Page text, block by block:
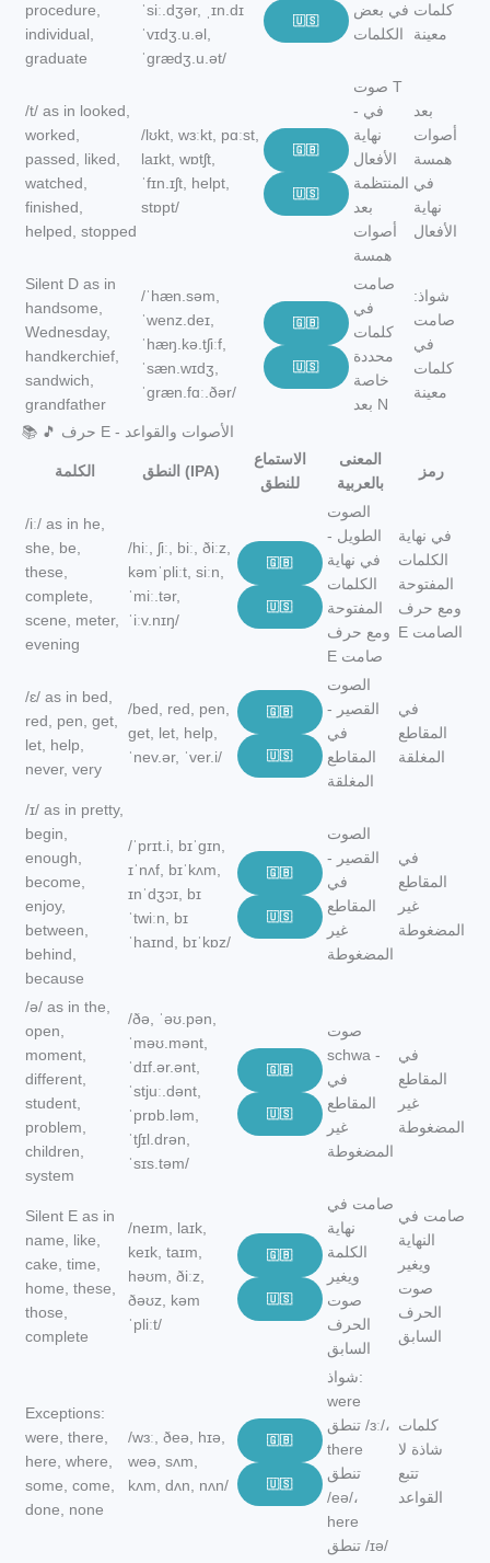
procedure,
individual,
graduate
ˈsiː.dʒər, ˌɪn.dɪ
ˈvɪdʒ.u.əl,
ˈɡrædʒ.u.ət/
🇺🇸
في بعض
الكلمات
كلمات
معينة
/t/ as in looked,
worked,
passed, liked,
watched,
finished,
helped, stopped
/lʊkt, wɜːkt, pɑːst,
laɪkt, wɒtʃt,
ˈfɪn.ɪʃt, helpt,
stɒpt/
🇬🇧
🇺🇸
صوت T
- في
نهاية
الأفعال
المنتظمة
بعد
أصوات
همسة
بعد
أصوات
همسة
في
نهاية
الأفعال
Silent D as in
handsome,
Wednesday,
handkerchief,
sandwich,
grandfather
/ˈhæn.səm,
ˈwenz.deɪ,
ˈhæŋ.kə.tʃiːf,
ˈsæn.wɪdʒ,
ˈɡræn.fɑː.ðər/
🇬🇧
🇺🇸
صامت
في
كلمات
محددة
خاصة
بعد N
شواذ:
صامت
في
كلمات
معينة
📚 🎵 حرف E - الأصوات والقواعد
الكلمة النطق (IPA)
الاستماع
للنطق
المعنى
بالعربية
رمز
/iː/ as in he,
she, be,
these,
complete,
scene, meter,
evening
/hiː, ʃiː, biː, ðiːz,
kəmˈpliːt, siːn,
ˈmiː.tər,
ˈiːv.nɪŋ/
🇬🇧
🇺🇸
الصوت
الطويل -
في نهاية
الكلمات
المفتوحة
ومع حرف
E صامت
في نهاية
الكلمات
المفتوحة
ومع حرف
E الصامت
/ɛ/ as in bed,
red, pen, get,
let, help,
never, very
/bed, red, pen,
ɡet, let, help,
ˈnev.ər, ˈver.i/
🇬🇧
🇺🇸
الصوت
القصير -
في
المقاطع
المغلقة
في
المقاطع
المغلقة
/ɪ/ as in pretty,
begin,
enough,
become,
enjoy,
between,
behind,
because
/ˈprɪt.i, bɪˈɡɪn,
ɪˈnʌf, bɪˈkʌm,
ɪnˈdʒɔɪ, bɪ
ˈtwiːn, bɪ
ˈhaɪnd, bɪˈkɒz/
🇬🇧
🇺🇸
الصوت
القصير -
في
المقاطع
غير
المضغوطة
في
المقاطع
غير
المضغوطة
/ə/ as in the,
open,
moment,
different,
student,
problem,
children,
system
/ðə, ˈəʊ.pən,
ˈməʊ.mənt,
ˈdɪf.ər.ənt,
ˈstjuː.dənt,
ˈprɒb.ləm,
ˈtʃɪl.drən,
ˈsɪs.təm/
🇬🇧
🇺🇸
صوت
schwa -
في
المقاطع
غير
المضغوطة
في
المقاطع
غير
المضغوطة
Silent E as in
name, like,
cake, time,
home, these,
those,
complete
/neɪm, laɪk,
keɪk, taɪm,
həʊm, ðiːz,
ðəʊz, kəm
ˈpliːt/
🇬🇧
🇺🇸
صامت في
نهاية
الكلمة
ويغير
صوت
الحرف
السابق
صامت في
النهاية
ويغير
صوت
الحرف
السابق
Exceptions:
were, there,
here, where,
some, come,
done, none
/wɜː, ðeə, hɪə,
weə, sʌm,
kʌm, dʌn, nʌn/
🇬🇧
🇺🇸
شواذ:
were
تنطق /ɜː/،
there
تنطق
/eə/،
here
تنطق /ɪə/
كلمات
شاذة لا
تتبع
القواعد